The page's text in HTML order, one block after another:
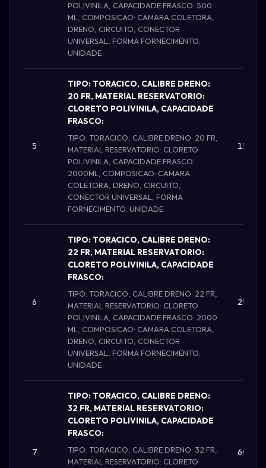
POLIVINILA, CAPACIDADE FRASCO: 500
ML, COMPOSICAO: CAMARA COLETORA,
DRENO, CIRCUITO, CONECTOR
UNIVERSAL, FORMA FORNECIMENTO:
UNIDADE
5
TIPO: TORACICO, CALIBRE DRENO:
20 FR, MATERIAL RESERVATORIO:
CLORETO POLIVINILA, CAPACIDADE
FRASCO:
TIPO: TORACICO, CALIBRE DRENO: 20 FR,
MATERIAL RESERVATORIO: CLORETO
POLIVINILA, CAPACIDADE FRASCO:
2000ML, COMPOSICAO: CAMARA
COLETORA, DRENO, CIRCUITO,
CONECTOR UNIVERSAL, FORMA
FORNECIMENTO: UNIDADE
6
TIPO: TORACICO, CALIBRE DRENO:
22 FR, MATERIAL RESERVATORIO:
CLORETO POLIVINILA, CAPACIDADE
FRASCO:
TIPO: TORACICO, CALIBRE DRENO: 22 FR,
MATERIAL RESERVATORIO: CLORETO
POLIVINILA, CAPACIDADE FRASCO: 2000
ML, COMPOSICAO: CAMARA COLETORA,
DRENO, CIRCUITO, CONECTOR
UNIVERSAL, FORMA FORNECIMENTO:
UNIDADE
7
TIPO: TORACICO, CALIBRE DRENO:
32 FR, MATERIAL RESERVATORIO:
CLORETO POLIVINILA, CAPACIDADE
FRASCO:
TIPO: TORACICO, CALIBRE DRENO: 32 FR,
MATERIAL RESERVATORIO: CLORETO